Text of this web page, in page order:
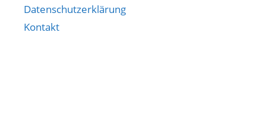
Datenschutzerklärung
Kontakt